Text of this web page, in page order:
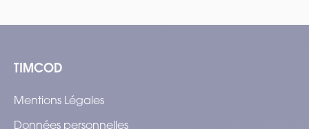
TIMCOD
Mentions Légales
Données personnelles